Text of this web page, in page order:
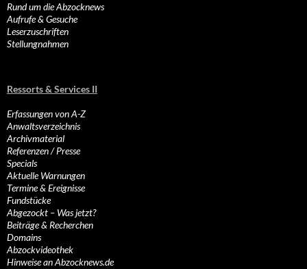
Rund um die Abzocknews
Aufrufe & Gesuche
Leserzuschriften
Stellungnahmen
Ressorts & Services II
Erfassungen von A-Z
Anwaltsverzeichnis
Archivmaterial
Referenzen / Presse
Specials
Aktuelle Warnungen
Termine & Ereignisse
Fundstücke
Abgezockt – Was jetzt?
Beiträge & Recherchen
Domains
Abzockvideothek
Hinweise an Abzocknews.de